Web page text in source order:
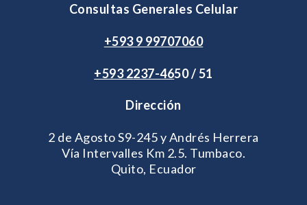
Consultas Generales Celular
+593 9 99707060
+593 2237-4650 / 51
Dirección
2 de Agosto S9-245 y Andrés Herrera
Vía Intervalles Km 2.5. Tumbaco.
Quito, Ecuador